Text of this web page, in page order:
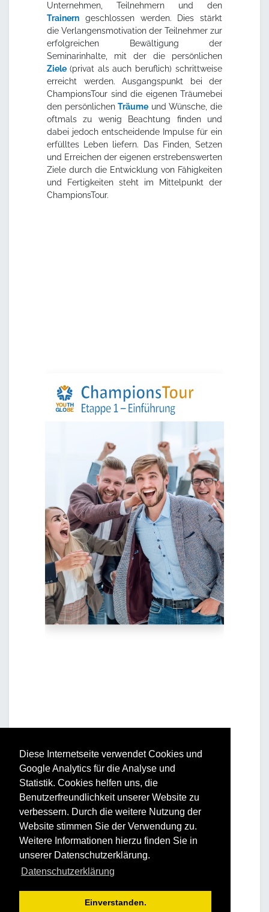
Diese Internetseite verwendet Cookies und
Google Analytics für die Analyse und
Statistik. Cookies helfen uns, die
Benutzerfreundlichkeit unserer Website zu
verbessern. Durch die weitere Nutzung der
Website stimmen Sie der Verwendung zu.
Weitere Informationen hierzu finden Sie in
unserer Datenschutzerklärung.
Datenschutzerklärung
Einverstanden.
Unternehmen, Teilnehmern und den
Trainern geschlossen werden. Dies stärkt
die Verlangensmotivation der Teilnehmer zur
erfolgreichen Bewältigung der
Seminarinhalte, mit der die persönlichen
Ziele (privat als auch beruflich) schrittweise
erreicht werden. Ausgangspunkt bei der
ChampionsTour sind die eigenen Träumebei
den persönlichenTräume und Wünsche, die
oftmals zu wenig Beachtung finden und
dabei jedoch entscheidende Impulse für ein
erfülltes Leben liefern. Das Finden, Setzen
und Erreichen der eigenen erstrebenswerten
Ziele durch die Entwicklung von Fähigkeiten
und Fertigkeiten steht im Mittelpunkt der
ChampionsTour.
Vorteile und Nutzen